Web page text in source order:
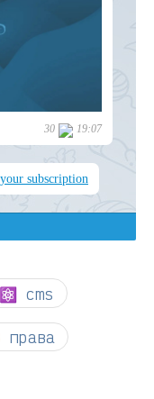
⚛ cms
права